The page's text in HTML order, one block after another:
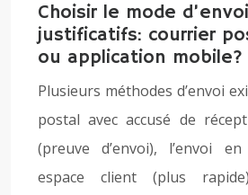
Choisir le mode
justificatifs: courrier
ou application mobile?
Plusieurs méthodes d’envoi
postal avec accusé de
(preuve d’envoi), l’envoi
espace client (plus